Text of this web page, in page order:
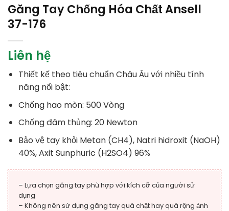
Găng Tay Chống Hóa Chất Ansell
37-176
Liên hệ
Thiết kế theo tiêu chuẩn Châu Âu với nhiều tính
năng nổi bật:
Chống hao mòn: 500 Vòng
Chống đâm thủng: 20 Newton
Bảo vệ tay khỏi Metan (CH4), Natri hidroxit (NaOH)
40%, Axit Sunphuric (H2SO4) 96%
– Lựa chọn găng tay phù hợp với kích cỡ của người sử
dụng
– Không nên sử dụng găng tay quá chật hay quá rộng ảnh